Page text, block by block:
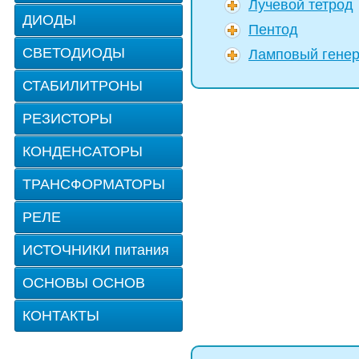
ДИОДЫ
СВЕТОДИОДЫ
СТАБИЛИТРОНЫ
РЕЗИСТОРЫ
КОНДЕНСАТОРЫ
ТРАНСФОРМАТОРЫ
РЕЛЕ
ИСТОЧНИКИ питания
ОСНОВЫ ОСНОВ
КОНТАКТЫ
Лучевой тетрод
Пентод
Ламповый